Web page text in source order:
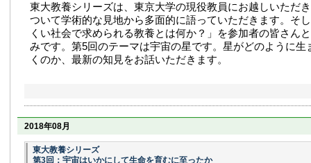
東大教養シリーズは、東京大学の現役教員にお越しいただ
ついて学術的な見地から多面的に語っていただきます。そ
くい社会で求められる教養とは何か？」を参加者の皆さん
みです。第5回のテーマは宇宙の星です。星がどのように生
くのか、最新の知見をお話いただきます。
2018年08月
東大教養シリーズ
第3回：宇宙はいかにして生命を育むに至ったか